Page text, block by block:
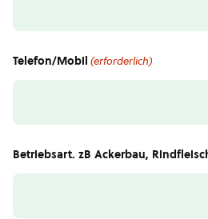
Telefon/Mobil (erforderlich)
Betriebsart. zB Ackerbau,